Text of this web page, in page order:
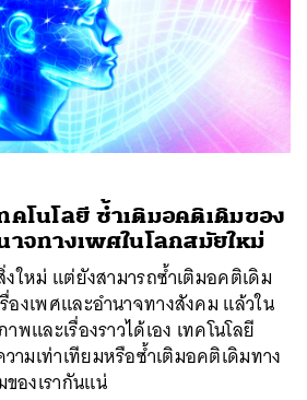
คโนโลยี ซ้ำเติมอคติเดิมของ
จทางเพศในโลกสมัยใหม่
งใหม่ แต่ยังสามารถซ้ำเติมอคติเดิม
องเพศและอำนาจทางสังคม แล้วใน
พและเรื่องราวได้เอง เทคโนโลยี
ามเท่าเทียมหรือซ้ำเติมอคติเดิมทาง
องเรากันแน่